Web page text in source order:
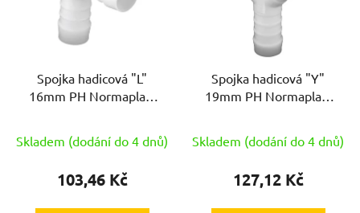
k
Spojka hadicová "L"
16mm PH Normaplast
Skladem (dodání do 4 dnů)
103,46 Kč
Spojka hadicová "Y"
19mm PH Normaplast
Skladem (dodání do 4 dnů)
127,12 Kč